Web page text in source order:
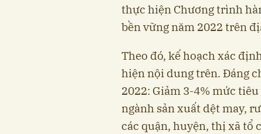
thực hiện Chương trình
bền vững năm 2022 trên
Theo đó, kế hoạch xác
hiện nội dung trên. Đáng
2022: Giảm 3-4% mức
ngành sản xuất dệt may,
các quận, huyện, thị xã tổ